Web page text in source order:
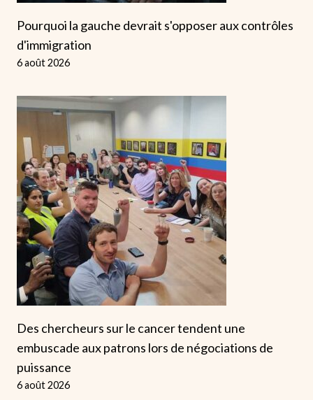
Pourquoi la gauche devrait s'opposer aux contrôles
d'immigration
6 août 2026
Des chercheurs sur le cancer tendent une
embuscade aux patrons lors de négociations de
puissance
6 août 2026